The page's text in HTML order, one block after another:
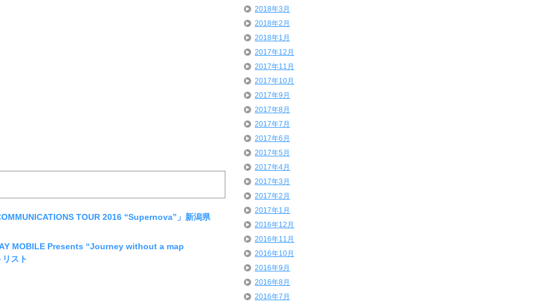
TOUR 2016 “Supernova”」新潟県
MOBILE Presents “Journey without a map
スト
2018年3月
2018年2月
2018年1月
2017年12月
2017年11月
2017年10月
2017年9月
2017年8月
2017年7月
2017年6月
2017年5月
2017年4月
2017年3月
2017年2月
2017年1月
2016年12月
2016年11月
2016年10月
2016年9月
2016年8月
2016年7月